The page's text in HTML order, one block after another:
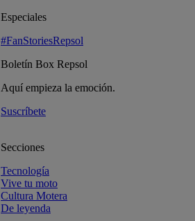
Especiales
#FanStoriesRepsol
Boletín Box Repsol
Aquí empieza la emoción.
Suscríbete
Secciones
Tecnología
Vive tu moto
Cultura Motera
De leyenda